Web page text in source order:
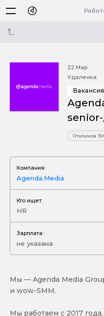
22 Мар
Удаленка
Откликов 15+
Компания:
Agenda.Media
Кто ищет:
HR
Зарплата:
не указана
Мы — Agenda Media
и wow-SMM.
Мы работаем с 2017